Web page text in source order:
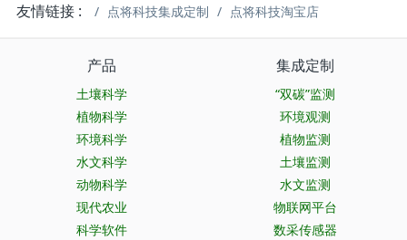
友情链接 : 点将科技集成定制 点将科技淘宝店
产品
土壤科学
植物科学
环境科学
水文科学
动物科学
现代农业
科学软件
集成定制
“双碳”监测
环境观测
植物监测
土壤监测
水文监测
物联网平台
数采传感器